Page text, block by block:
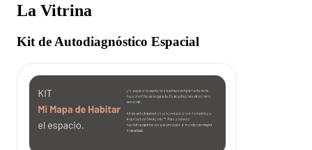
La Vitrina
Kit de Autodiagnóstico Espacial